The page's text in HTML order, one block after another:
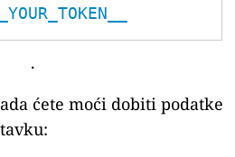
.
ćete moći dobiti podatke